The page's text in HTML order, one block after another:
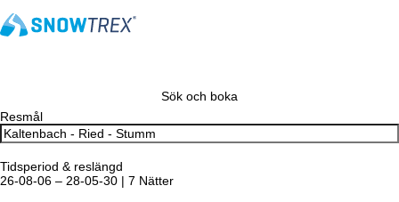
Sök och boka
Resmål
Tidsperiod & reslängd
26-08-06 – 28-05-30 | 7 Nätter